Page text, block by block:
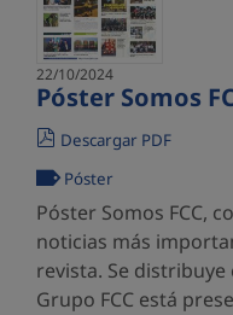
22/10/2024
Póster Somos
Descargar PDF
Póster
Póster Somos FCC,
noticias más
revista. Se
Grupo FCC está